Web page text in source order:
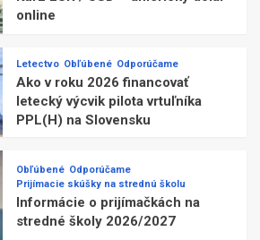
online
Letectvo Obľúbené Odporúčame
Ako v roku 2026 financovať
letecký výcvik pilota vrtuľníka
PPL(H) na Slovensku
Obľúbené Odporúčame
Prijímacie skúšky na strednú školu
Informácie o prijímačkách na
stredné školy 2026/2027